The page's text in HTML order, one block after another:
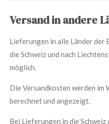
Versand in andere
Lieferungen in alle Länder der
die Schweiz und nach
möglich.
Die Versandkosten werden im
berechnet und angezeigt.
Bei Lieferungen in die